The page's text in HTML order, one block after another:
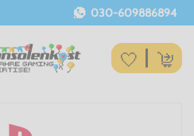
030-609886894